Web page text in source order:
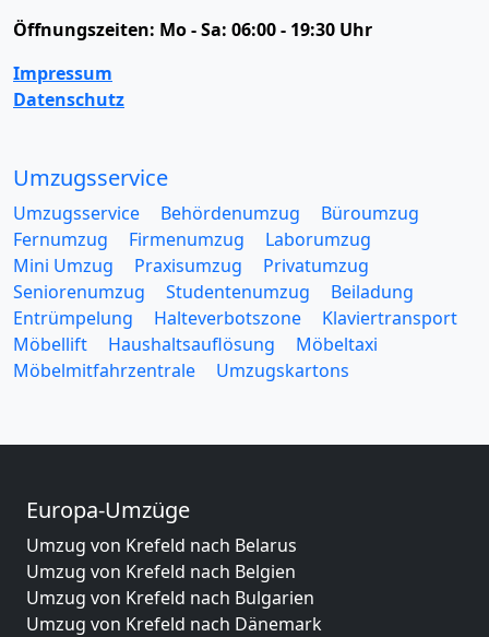
Öffnungszeiten: Mo - Sa: 06:00 - 19:30 Uhr
Impressum
Datenschutz
Umzugsservice
Umzugsservice Behördenumzug
Büroumzug
Fernumzug
Firmenumzug
Laborumzug
Mini Umzug
Praxisumzug
Privatumzug
Seniorenumzug
Studentenumzug
Beiladung
Entrümpelung
Halteverbotszone
Klaviertransport
Möbellift
Haushaltsauflösung
Möbeltaxi
Möbelmitfahrzentrale
Umzugskartons
Europa-Umzüge
Umzug von Krefeld nach Belarus
Umzug von Krefeld nach Belgien
Umzug von Krefeld nach Bulgarien
Umzug von Krefeld nach Dänemark